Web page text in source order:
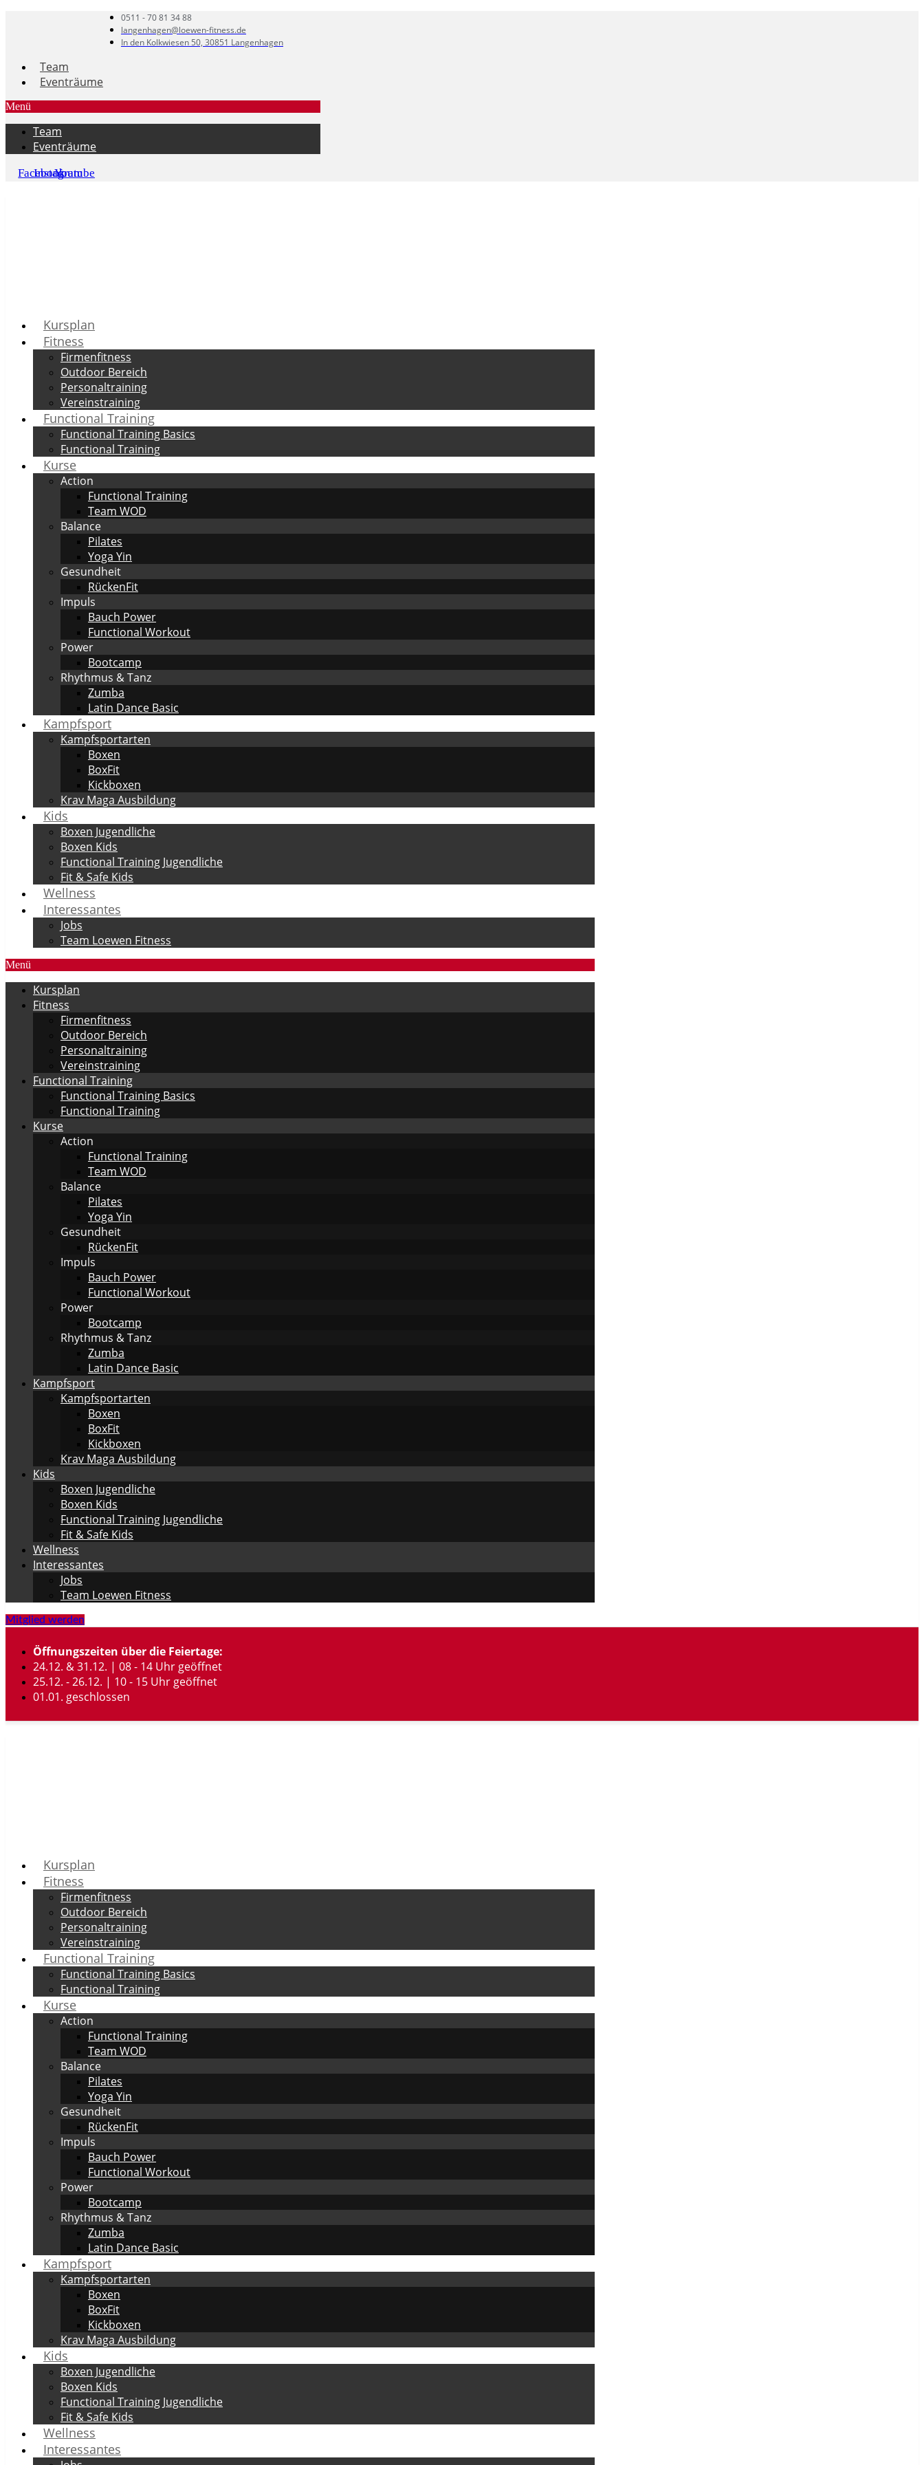
0511 - 70 81 34 88
langenhagen@loewen-fitness.de
In den Kolkwiesen 50, 30851 Langenhagen
Team
Eventräume
Menü
Team
Eventräume
Facebook
Instagram
Youtube
Kursplan
Fitness
Firmenfitness
Outdoor Bereich
Personaltraining
Vereinstraining
Functional Training
Functional Training Basics
Functional Training
Kurse
Action
Functional Training
Team WOD
Balance
Pilates
Yoga Yin
Gesundheit
RückenFit
Impuls
Bauch Power
Functional Workout
Power
Bootcamp
Rhythmus & Tanz
Zumba
Latin Dance Basic
Kampfsport
Kampfsportarten
Boxen
BoxFit
Kickboxen
Krav Maga Ausbildung
Kids
Boxen Jugendliche
Boxen Kids
Functional Training Jugendliche
Fit & Safe Kids
Wellness
Interessantes
Jobs
Team Loewen Fitness
Menü
Kursplan
Fitness
Firmenfitness
Outdoor Bereich
Personaltraining
Vereinstraining
Functional Training
Functional Training Basics
Functional Training
Kurse
Action
Functional Training
Team WOD
Balance
Pilates
Yoga Yin
Gesundheit
RückenFit
Impuls
Bauch Power
Functional Workout
Power
Bootcamp
Rhythmus & Tanz
Zumba
Latin Dance Basic
Kampfsport
Kampfsportarten
Boxen
BoxFit
Kickboxen
Krav Maga Ausbildung
Kids
Boxen Jugendliche
Boxen Kids
Functional Training Jugendliche
Fit & Safe Kids
Wellness
Interessantes
Jobs
Team Loewen Fitness
Mitglied werden
Öffnungszeiten über die Feiertage:
24.12. & 31.12. | 08 - 14 Uhr geöffnet
25.12. - 26.12. | 10 - 15 Uhr geöffnet
01.01. geschlossen
Kursplan
Fitness
Firmenfitness
Outdoor Bereich
Personaltraining
Vereinstraining
Functional Training
Functional Training Basics
Functional Training
Kurse
Action
Functional Training
Team WOD
Balance
Pilates
Yoga Yin
Gesundheit
RückenFit
Impuls
Bauch Power
Functional Workout
Power
Bootcamp
Rhythmus & Tanz
Zumba
Latin Dance Basic
Kampfsport
Kampfsportarten
Boxen
BoxFit
Kickboxen
Krav Maga Ausbildung
Kids
Boxen Jugendliche
Boxen Kids
Functional Training Jugendliche
Fit & Safe Kids
Wellness
Interessantes